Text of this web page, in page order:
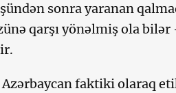
sonra yaranan
qarşı yönəlmiş ola
faktiki olaraq